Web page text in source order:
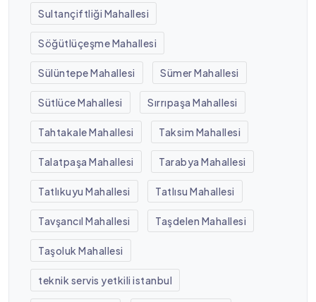
Sultançiftliği Mahallesi
Söğütlüçeşme Mahallesi
Sülüntepe Mahallesi Sümer Mahallesi
Sütlüce Mahallesi Sırrıpaşa Mahallesi
Tahtakale Mahallesi Taksim Mahallesi
Talatpaşa Mahallesi Tarabya Mahallesi
Tatlıkuyu Mahallesi Tatlısu Mahallesi
Tavşancıl Mahallesi Taşdelen Mahallesi
Taşoluk Mahallesi
teknik servis yetkili istanbul